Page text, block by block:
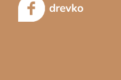
drevko